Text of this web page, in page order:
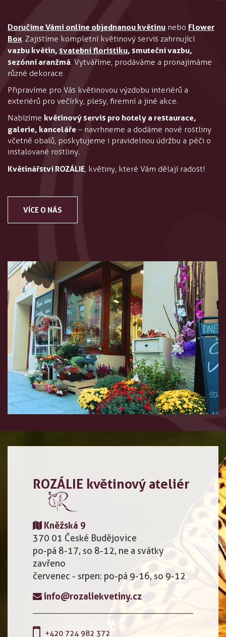
Doručíme Vámi online objednanou květinu nebo Flower
Box. Zajistíme kompletní květinový servis zahrnující
vazbu květin, svatební ﬂoristiku, smuteční vazbu,
sezónní aranžmá. Vytváříme, prodáváme a pronajímáme
různé dekorace.
Připravíme pro Vás květinovou výzdobu interiérů a
exteriérů pro večírky, plesy, firemní a jiné akce.
Nabízíme květinový servis pro hotely a restaurace,
galerie, kanceláře – navrhneme a dodáme nové rostliny
včetně obalů, poskytujeme i pravidelnou údržbu a péči o
instalované rostliny.
Květinářství ROZÁLIE, květiny, které Vám dělají radost!
VÍCE O NÁS
ROZÁLIE květinový ateliér
Kněžská 9
370 01 České Budějovice
po-pá 8-17, so 8-12, ne a svátky
zavřeno
červenec - srpen: po-pá 9-16, so 9-12
info@rozaliekvetiny.cz
+420 724 982 372